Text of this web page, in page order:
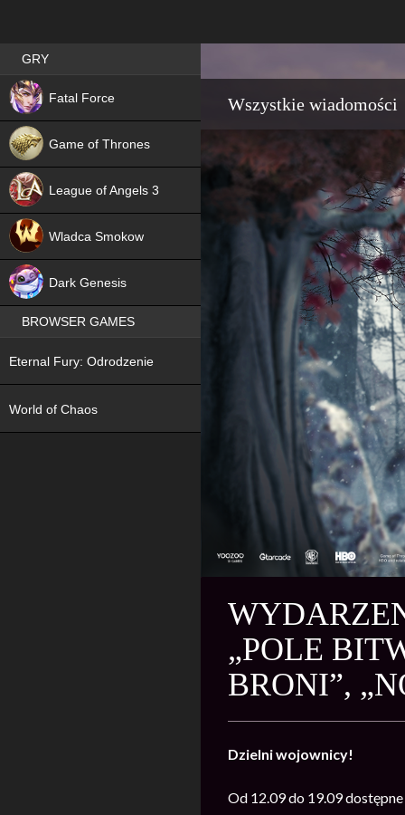
Wszystkie wiadomości
„POLE
BRONI”,
Dzielni wojownicy!
Od 12.09 do 19.09
Best RPG games in Poland
GRY
Fatal Force
NEW
Game of Thrones
League of Angels 3
Wladca Smokow
Dark Genesis
BROWSER GAMES
Eternal Fury: Odrodzenie
World of Chaos